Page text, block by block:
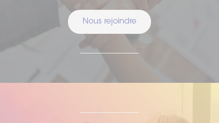
Nous rejoindre